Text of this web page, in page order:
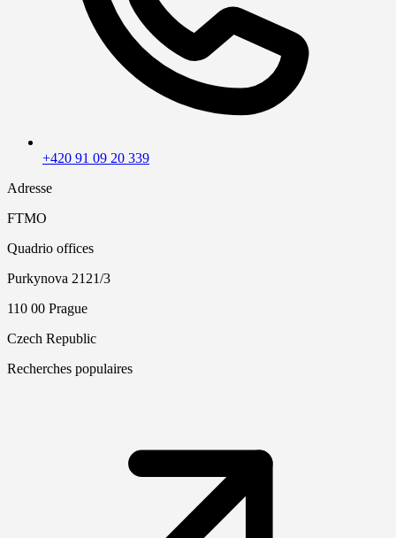
+420 91 09 20 339
Adresse
FTMO
Quadrio offices
Purkynova 2121/3
110 00 Prague
Czech Republic
Recherches populaires